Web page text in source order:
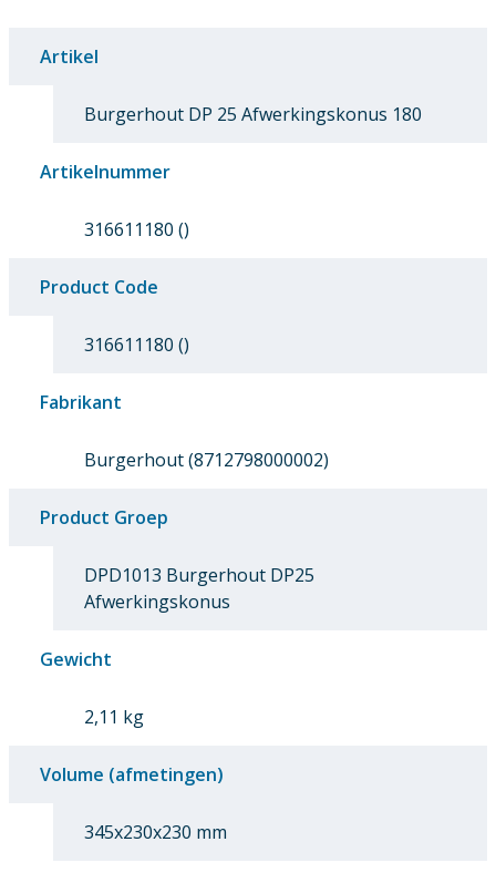
Artikel
Burgerhout DP 25 Afwerkingskonus 180
Artikelnummer
316611180 ()
Product Code
316611180 ()
Fabrikant
Burgerhout (8712798000002)
Product Groep
DPD1013 Burgerhout DP25
Afwerkingskonus
Gewicht
2,11 kg
Volume (afmetingen)
345x230x230 mm